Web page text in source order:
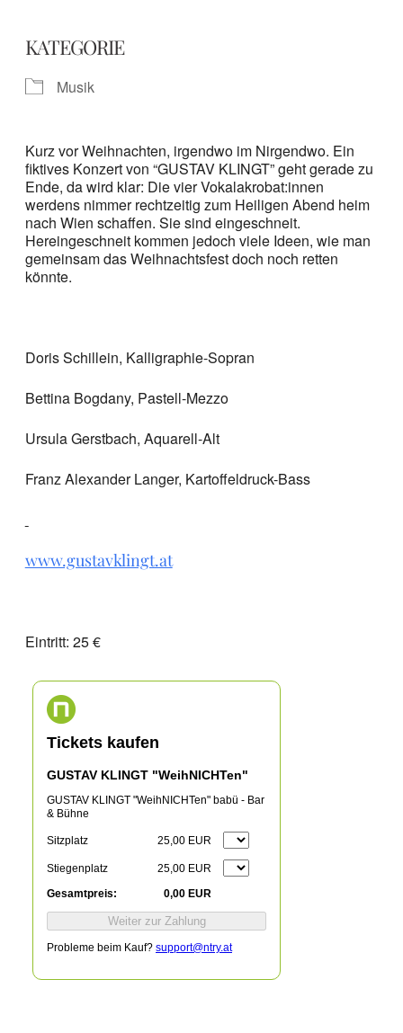
KATEGORIE
Musik
Kurz vor Weihnachten, irgendwo im Nirgendwo. Ein
fiktives Konzert von “GUSTAV KLINGT” geht gerade zu
Ende, da wird klar: Die vier Vokalakrobat:innen
werdens nimmer rechtzeitig zum Heiligen Abend heim
nach Wien schaffen. Sie sind eingeschneit.
Hereingeschneit kommen jedoch viele Ideen, wie man
gemeinsam das Weihnachtsfest doch noch retten
könnte.
Doris Schillein, Kalligraphie-Sopran
Bettina Bogdany, Pastell-Mezzo
Ursula Gerstbach, Aquarell-Alt
Franz Alexander Langer, Kartoffeldruck-Bass
www.gustavklingt.at
Eintritt: 25 €